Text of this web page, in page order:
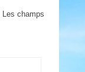
Les champs